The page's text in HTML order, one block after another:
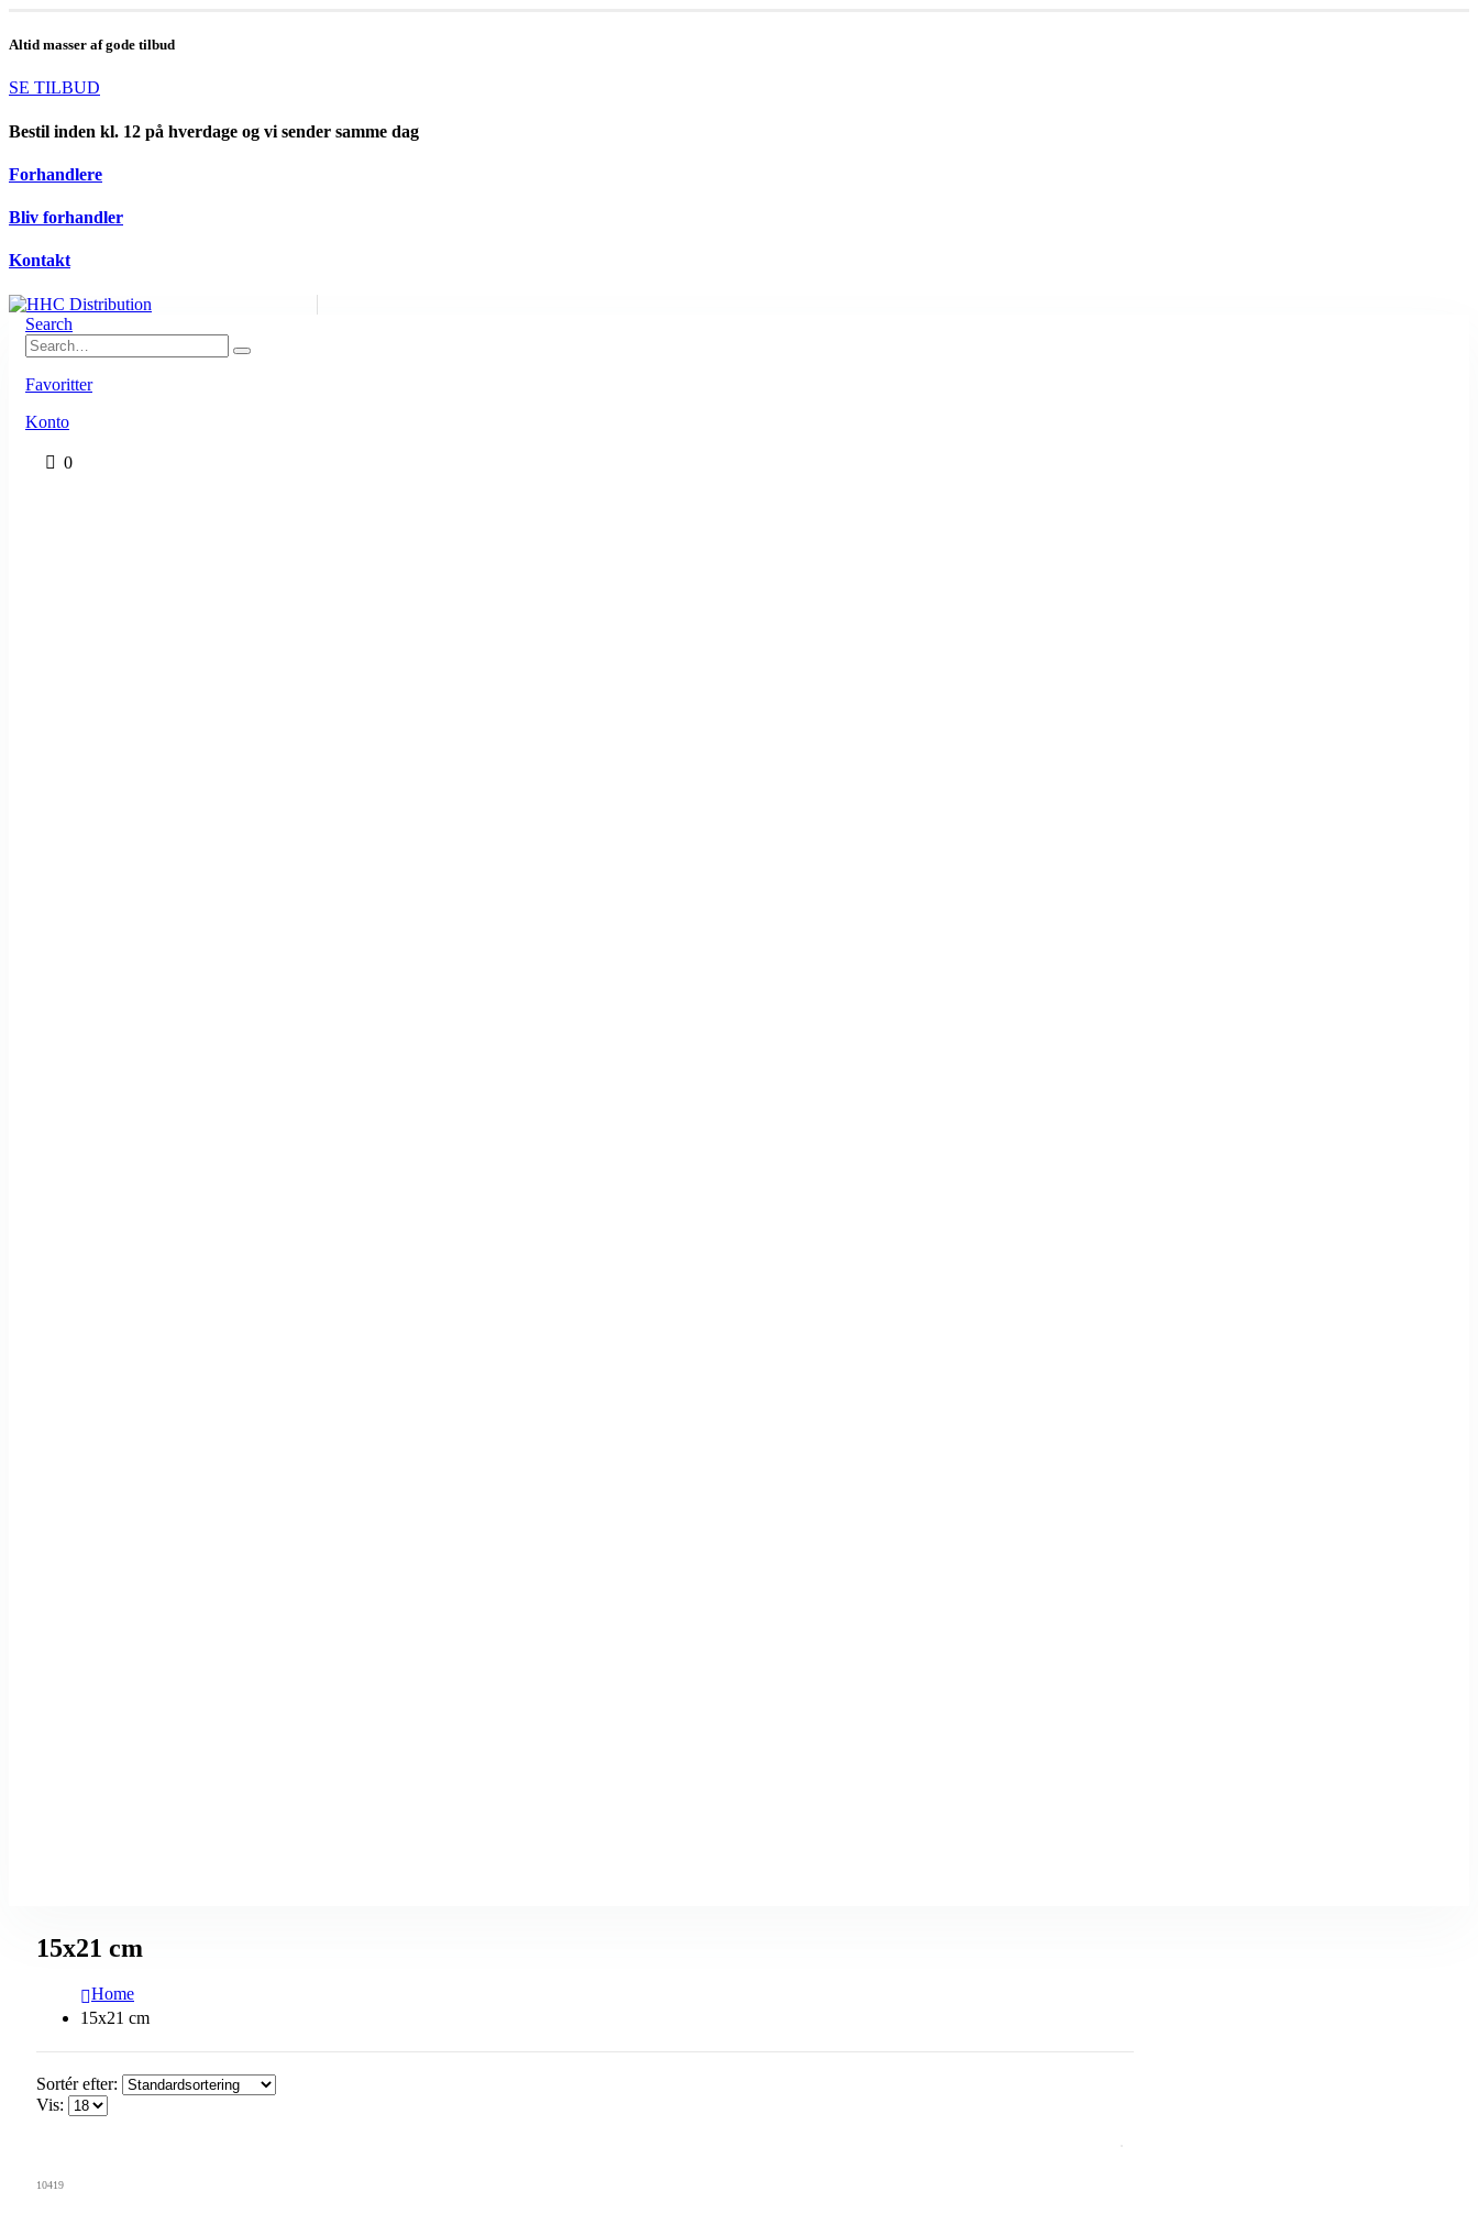
Altid masser af gode tilbud
SE TILBUD
Bestil inden kl. 12 på hverdage og vi sender samme dag
Forhandlere
Bliv forhandler
Kontakt
Search
Favoritter
Konto
0
15x21 cm
Home
15x21 cm
Sortér efter:
Vis:
10419